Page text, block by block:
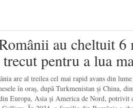
au cheltuit 6
pentru a lua
are al treilea cel mai rapid avans din
în oraș, după Turkmenistan și China,
Europa, Asia și America de Nord, potrivit